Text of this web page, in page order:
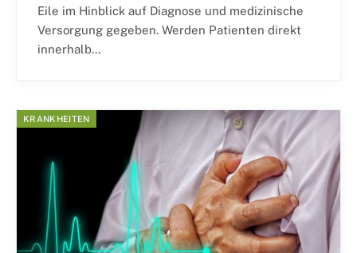
Eile im Hinblick auf Diagnose und medizinische
Versorgung gegeben. Werden Patienten direkt
innerhalb…
KRANKHEITEN